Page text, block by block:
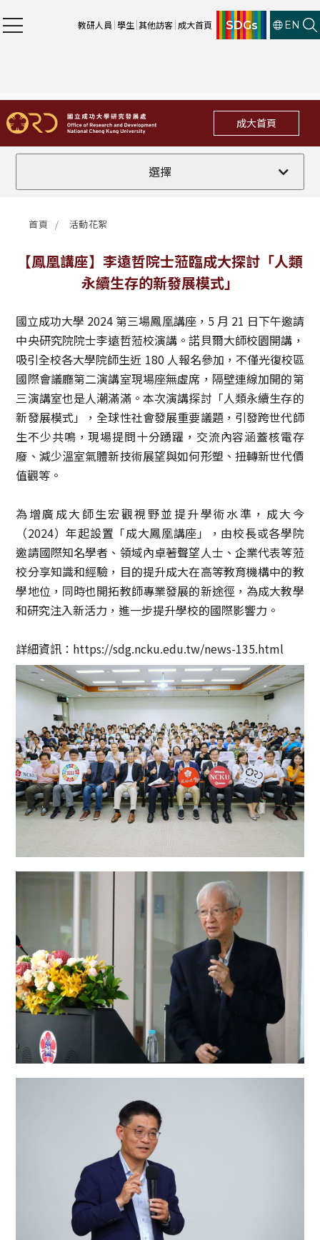
教研人員 學生 其他訪客 成大首頁 SDGs EN
成大首頁
選擇
活動花絮
首頁 活動花絮
【鳳凰講座】李遠哲院士蒞臨成大探討「⼈類
永續⽣存的新發展模式」
國立成功大學 2024 第三場鳳凰講座，5 月 21 日下午邀請
中央研究院院士李遠哲蒞校演講。諾貝爾大師校園開講，
吸引全校各大學院師生近 180 人報名參加，不僅光復校區
國際會議廳第二演講室現場座無虛席，隔壁連線加開的第
三演講室也是人潮滿滿。本次演講探討「⼈類永續⽣存的
新發展模式」，全球性社會發展重要議題，引發跨世代師
生不少共鳴，現場提問十分踴躍，交流內容涵蓋核電存
廢、減少溫室氣體新技術展望與如何形塑、扭轉新世代價
值觀等。
為增廣成大師生宏觀視野並提升學術水準，成大今
（2024）年起設置「成大鳳凰講座」，由校長或各學院
邀請國際知名學者、領域內卓著聲望人士、企業代表等蒞
校分享知識和經驗，目的提升成大在高等教育機構中的教
學地位，同時也開拓教師專業發展的新途徑，為成大教學
和研究注入新活力，進一步提升學校的國際影響力。
詳細資訊： https://sdg.ncku.edu.tw/news-135.html